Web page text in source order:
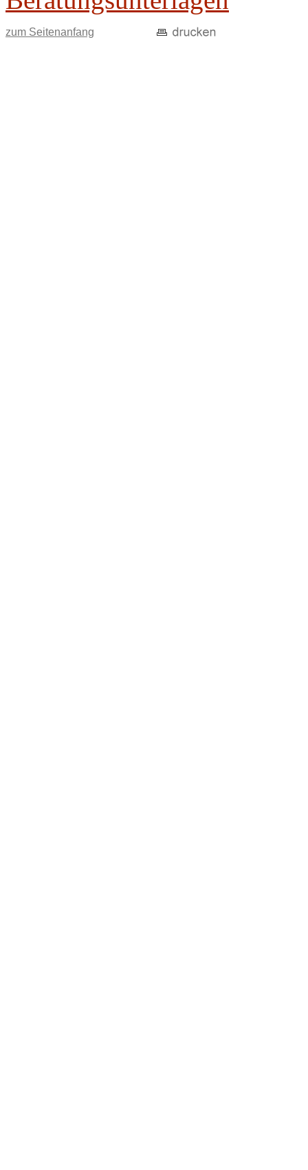
zum Seitenanfang